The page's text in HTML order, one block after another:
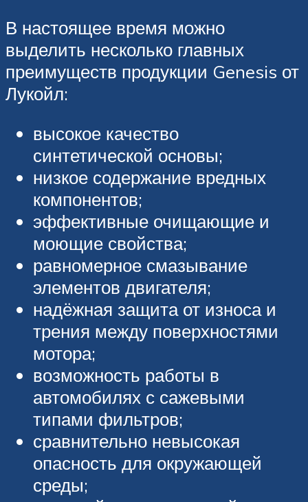
В настоящее время можно
выделить несколько главных
преимуществ продукции Genesis от
Лукойл:
высокое качество
синтетической основы;
низкое содержание вредных
компонентов;
эффективные очищающие и
моющие свойства;
равномерное смазывание
элементов двигателя;
надёжная защита от износа и
трения между поверхностями
мотора;
возможность работы в
автомобилях с сажевыми
типами фильтров;
сравнительно невысокая
опасность для окружающей
среды;